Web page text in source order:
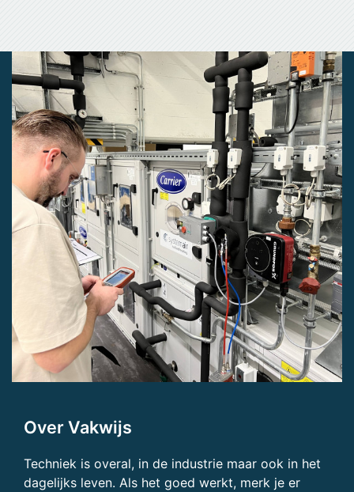
Over Vakwijs
Techniek is overal, in de industrie maar ook in het
dagelijks leven. Als het goed werkt, merk je er